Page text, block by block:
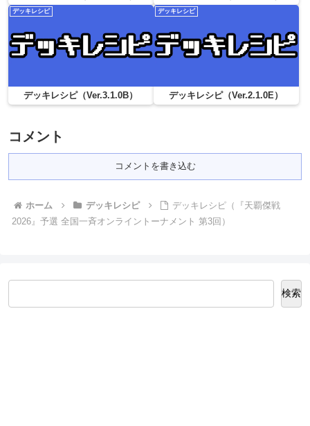
デッキレシピ
デッキレシピ（Ver.3.1.0B）
デッキレシピ
デッキレシピ（Ver.2.1.0E）
コメント
コメントを書き込む
ホーム デッキレシピ
デッキレシピ（『天覇傑戦
2026』予選 全国一斉オンライントーナメント 第3回）
検索